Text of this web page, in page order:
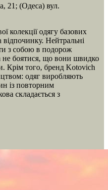
21; (Одеса) вул.
колекції одягу базових
відпочинку. Нейтральні
з собою в подорож
не боятися, що вони швидко
Крім того, бренд Kotovich
одяг виробляють
із повторним
складається з